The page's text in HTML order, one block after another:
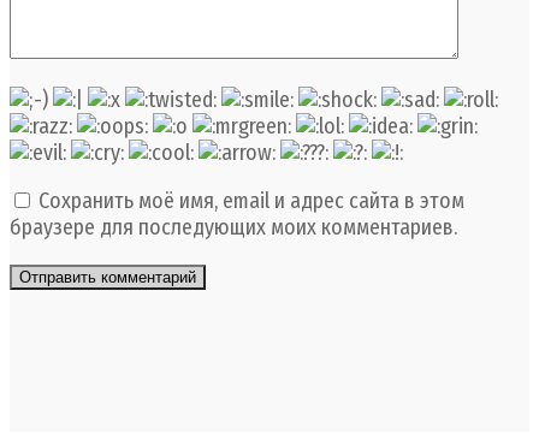
Сохранить моё имя, email и адрес сайта в этом
браузере для последующих моих комментариев.